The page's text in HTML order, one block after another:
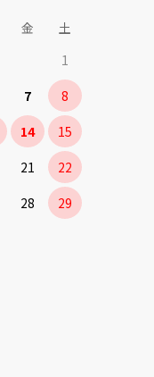
金
土
1
7
8
14
15
21
22
28
29